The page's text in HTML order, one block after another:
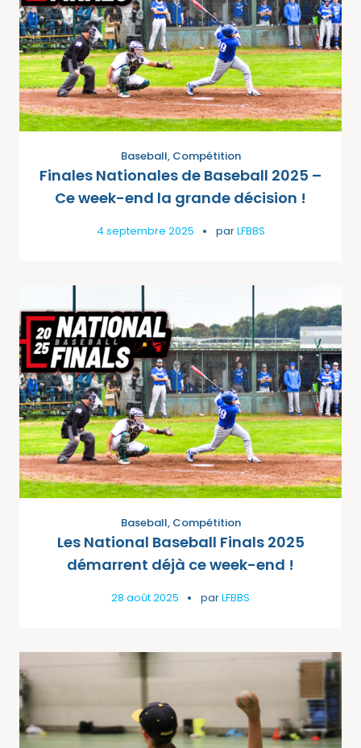
Baseball, Compétition
Finales Nationales de Baseball 2025 –
Ce week-end la grande décision !
4 septembre 2025 parLFBBS
Baseball, Compétition
Les National Baseball Finals 2025
démarrent déjà ce week-end !
28 août 2025 parLFBBS